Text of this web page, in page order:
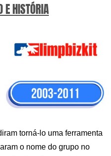
E HISTÓRIA
torná-lo uma ferramenta
o nome do grupo no